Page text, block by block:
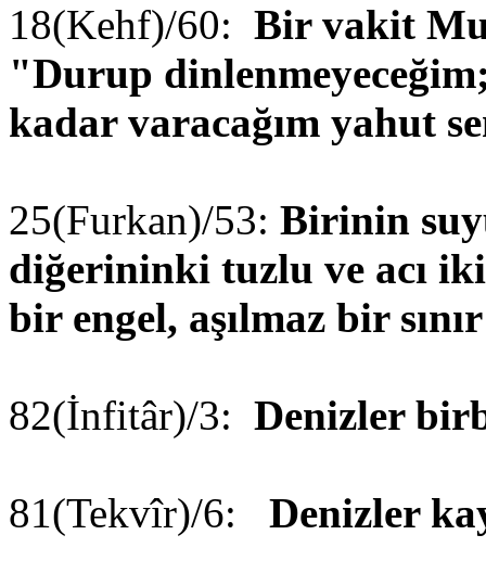
18(Kehf)/60: Bir vakit
"Durup
kadar varacağım yahut
25(Furkan)/53: Birinin
diğerininki tuzlu ve acı
bir engel, aşılmaz bir
82(İnfitâr)/3: Denizler
81(Tekvîr)/6: Denizler